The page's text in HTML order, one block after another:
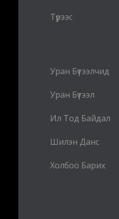
Түрээс
Уран Бүтээлчид
Уран Бүтээл
Ил Тод Байдал
Шилэн Данс
Холбоо Барих